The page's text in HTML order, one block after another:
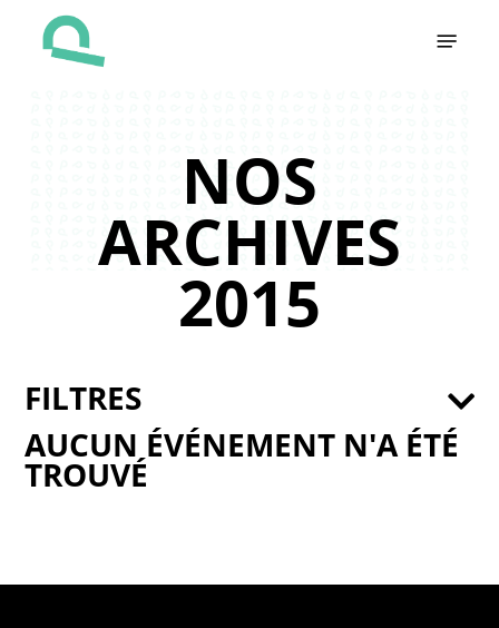
NOS
ARCHIVES
2015
AUCUN ÉVÉNEMENT N'A ÉTÉ
TROUVÉ
FILTRES